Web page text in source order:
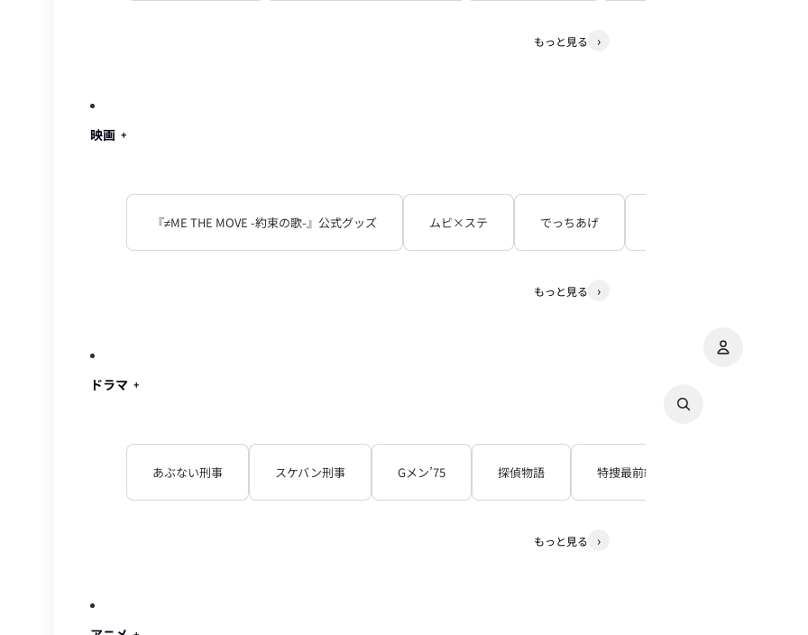
もっと見る
映画
『≠ME THE MOVE -約束の歌-』公式グッズ ムビ×ステ でっちあげ
もっと見る
ドラマ
あぶない刑事 スケバン刑事 Gメン’75 探偵物語 特捜最前線
もっと見る